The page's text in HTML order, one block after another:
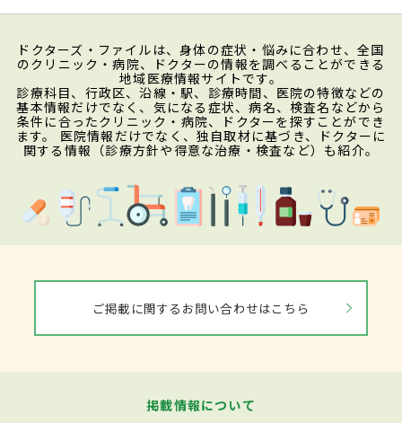
ドクターズ・ファイルは、身体の症状・悩みに合わせ、全国
のクリニック・病院、ドクターの情報を調べることができる
地域医療情報サイトです。
診療科目、行政区、沿線・駅、診療時間、医院の特徴などの
基本情報だけでなく、気になる症状、病名、検査名などから
条件に合ったクリニック・病院、ドクターを探すことができ
ます。 医院情報だけでなく、独自取材に基づき、ドクターに
関する情報（診療方針や得意な治療・検査など）も紹介。
ご掲載に関するお問い合わせはこちら
掲載情報について